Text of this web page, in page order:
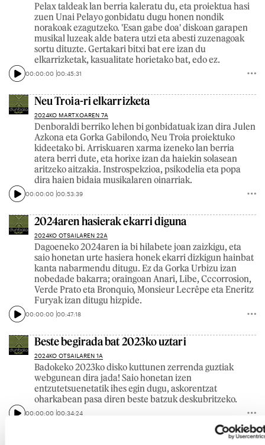
Pelax taldeak lan berria kaleratu du, eta proiektua hasi
zuen Unai Pelayo gonbidatu dugu honen nondik
norakoak ezagutzeko. 'Esan gabe doa' diskoan garapen
musikal luzeak alde batera utzi eta abesti zuzenagoak
sortu dituzte. Gertakari bitxi bat ere izan du
elkarrizketak, kasualitate horietako bat, edo ez.
00:00:00 00:45:31
Neu Troia-ri elkarrizketa
2024KO MARTXOAREN 7A
Denboraldi berriko lehen bi gonbidatuak izan dira Julen
Azkona eta Gorka Gabilondo, Neu Troia proiektuko
kideetako bi. Arriskuaren xarma izeneko lan berria
atera berri dute, eta horixe izan da haiekin solasean
aritzeko aitzakia. Instrospekzioa, psikodelia eta popa
dira haien bidaia musikalaren oinarriak.
00:00:00 00:53:39
2024aren hasierak ekarri diguna
2024KO OTSAILAREN 22A
Dagoeneko 2024aren ia bi hilabete joan zaizkigu, eta
saio honetan urte hasiera honek ekarri dizkigun hainbat
kanta nabarmendu ditugu. Ez da Gorka Urbizu izan
nobedade bakarra; oraingoan Anari, Libe, Cccorrosion,
Verde Prato eta Bronquio, Monsieur Lecrêpe eta Eneritz
Furyak izan ditugu hizpide.
00:00:00 00:47:18
Beste begirada bat 2023ko uztari
2024KO OTSAILAREN 1A
Badokeko 2023ko disko kuttunen zerrenda guztiak
webgunean dira jada! Saio honetan izen
entzutetsuenetatik ihes egin dugu, askorentzat
oharkabean pasa diren beste batzuk deskubritzeko.
00:00:00 00:34:24